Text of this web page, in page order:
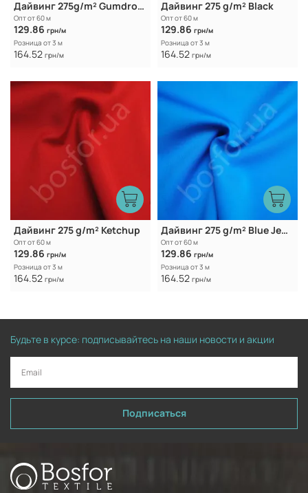
Дайвинг 275g/m² Gumdrop Green
Опт от 60 м
129.86 грн/м
Розница от 3 м
164.52 грн/м
Дайвинг 275 g/m² Black
Опт от 60 м
129.86 грн/м
Розница от 3 м
164.52 грн/м
Дайвинг 275 g/m² Ketchup
Опт от 60 м
129.86 грн/м
Розница от 3 м
164.52 грн/м
Дайвинг 275 g/m² Blue Jewel
Опт от 60 м
129.86 грн/м
Розница от 3 м
164.52 грн/м
Будьте в курсе: подписывайтесь на наши новости и акции
Подписаться